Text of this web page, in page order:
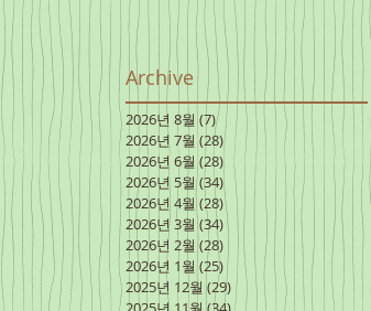
Archive
2026년 8월 (7)게시물 7개
2026년 7월 (28)게시물 28개
2026년 6월 (28) 게시물 28개
2026년 5월 (34) 게시물 34개
2026년 4월 (28)게시물 28개
2026년 3월 (34)게시물 34개
2026년 2월 (28) 게시물 28개
2026년 1월 (25)게시물 25개
2025년 12월 (29) 게시물 29개